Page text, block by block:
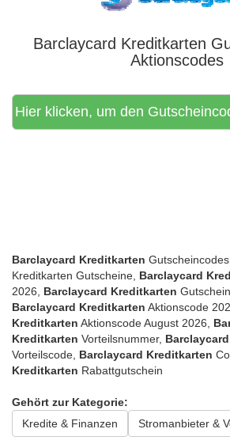
Barclaycard Kreditkarten
Aktionscodes
Hier klicken, um den
Barclaycard Kreditkarten
Kreditkarten Gutscheine, Barclaycard
2026, Barclaycard Kreditkarten
Barclaycard Kreditkarten Aktionscode
Kreditkarten Aktionscode August 2026,
Kreditkarten Vorteilsnummer,
Vorteilscode, Barclaycard Kreditkarten
Kreditkarten Rabattgutschein
Gehört zur Kategorie:
Kredite & Finanzen
Stromanbieter &